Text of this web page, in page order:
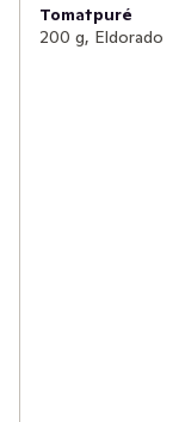
Tomatpuré
200 g, Eldorado